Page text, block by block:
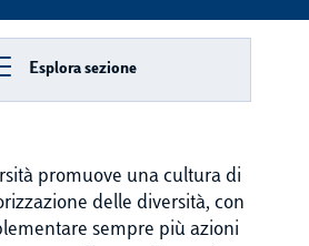
Esplora sezione
promuove una cultura di
delle diversità, con
sempre più azioni